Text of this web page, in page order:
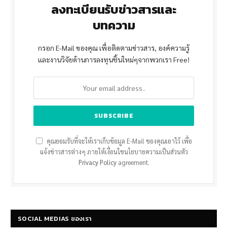
ลงทะเบียนรับข่าวสารและ
บทความ
กรอก E-Mail ของคุณ เพื่อติดตามข่าวสาร, องค์ความรู้
และงานวิจัยด้านการลงทุนชิ้นใหม่ๆจากพวกเรา Free!
คุณยอมรับที่จะให้เราเก็บข้อมูล E-Mail ของคุณเอาไว้ เพื่อ
แจ้งข่าวสารต่างๆ ภายใต้เงื่อนไขนโยบายความเป็นส่วนตัว
Privacy Policyagreement.
SOCIAL MEDIAS ของเรา